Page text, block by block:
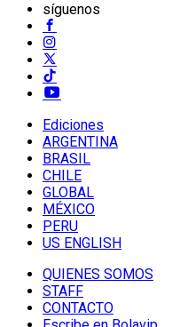
síguenos
Ediciones
ARGENTINA
BRASIL
CHILE
GLOBAL
MÉXICO
PERU
US ENGLISH
QUIENES SOMOS
STAFF
CONTACTO